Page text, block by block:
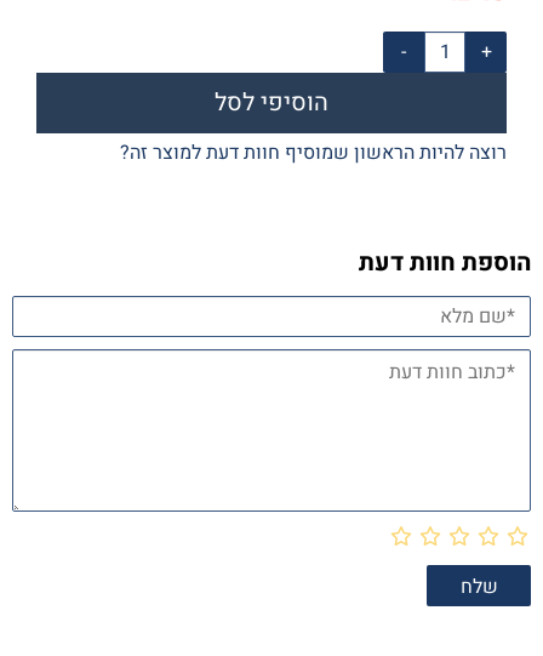
הוסיפי לסל
רוצה להיות הראשון שמוסיף חוות דעת למוצר זה?
הוספת חוות דעת